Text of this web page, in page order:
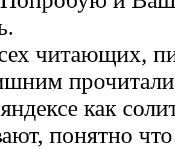
читающих,
прочитали
как
понятно